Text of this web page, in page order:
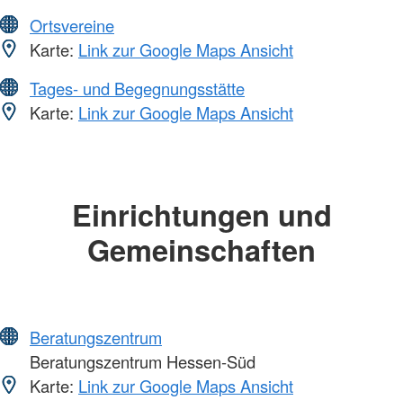
Ortsvereine
Karte: Link zur Google Maps Ansicht
Tages- und Begegnungsstätte
Karte: Link zur Google Maps Ansicht
Einrichtungen und
Gemeinschaften
Beratungszentrum
Beratungszentrum Hessen-Süd
Karte: Link zur Google Maps Ansicht